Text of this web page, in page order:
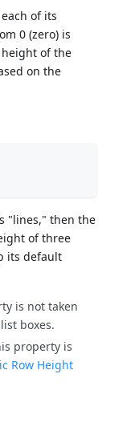
of its
0 (zero) is
of the
on the
"lines," then the
of three
its default
is not taken
boxes.
property is
Row Height